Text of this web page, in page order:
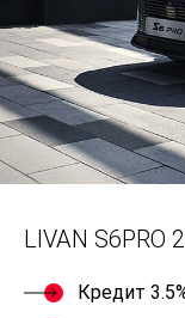
LIVAN S6PRO
Кредит